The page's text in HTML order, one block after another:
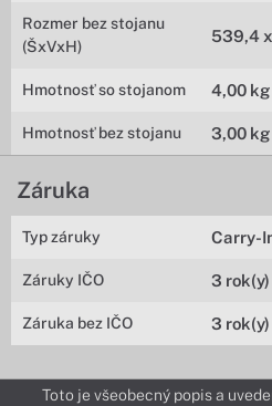
Rozmer bez stojanu
(ŠxVxH)
539,4
Hmotnosť so stojanom 4,00 kg
Hmotnosť bez stojanu 3,00 kg
Záruka
Typ záruky Carry-
Záruky IČO 3 rok(y)
Záruka bez IČO 3 rok(y)
Toto je všeobecný popis a